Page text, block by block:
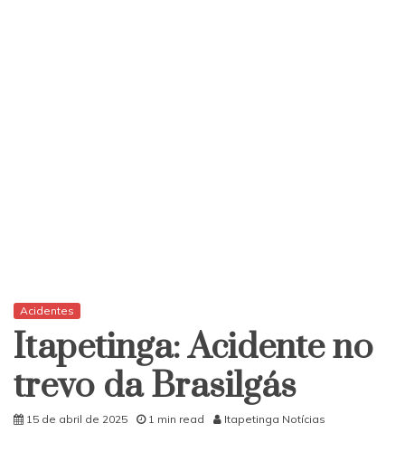
Acidentes
Itapetinga: Acidente no
trevo da Brasilgás
15 de abril de 2025 1 min read Itapetinga Notícias